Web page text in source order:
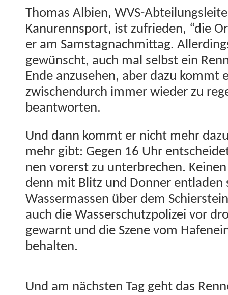
Thomas Albi­en, WVS-
Kanurennsport, ist zufrieden, “die
er am Sam­sta­gnach­mit­tag.
gewün­scht, auch mal selb­st ein
Ende anzuse­hen, aber dazu kommt
zwis­chen­durch immer wieder zu
beantworten.
Und dann kommt er nicht mehr
mehr gibt: Gegen 16 Uhr
nen vor­erst zu unter­brechen.
denn mit Blitz und Don­ner ent­laden
Wasser­massen über dem
auch die Wasser­schutzpolizei vor
gewarnt und die Szene vom
behalten.
Und am näch­sten Tag geht das